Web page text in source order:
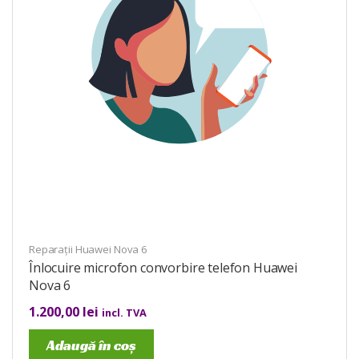
Reparații Huawei Nova 6
Înlocuire microfon convorbire telefon Huawei
Nova 6
1.200,00 lei incl. TVA
Adaugă în coș